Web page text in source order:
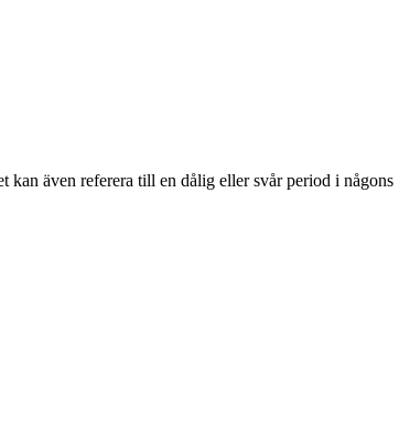
kan även referera till en dålig eller svår period i någons